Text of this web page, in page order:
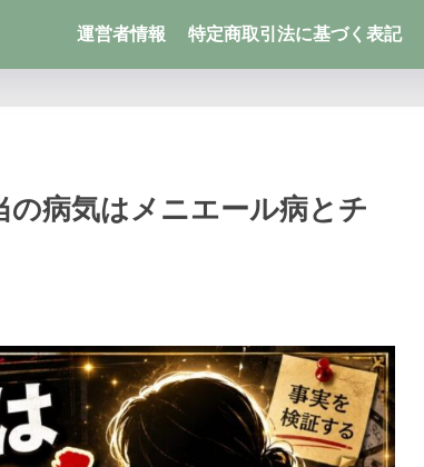
運営者情報 特定商取引法に基づく表記
の病気はメニエール病とチ